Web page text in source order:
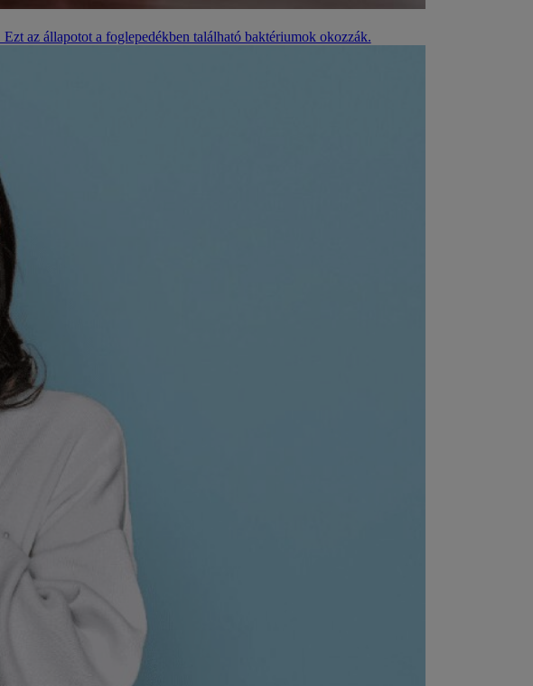
az állapotot a foglepedékben található baktériumok okozzák.